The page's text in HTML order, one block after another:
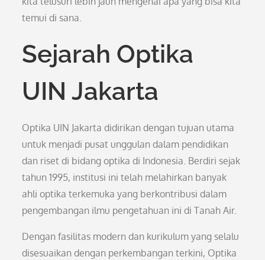
temui di sana.
Sejarah Optika
UIN Jakarta
Optika UIN Jakarta didirikan dengan tujuan utama
untuk menjadi pusat unggulan dalam pendidikan
dan riset di bidang optika di Indonesia. Berdiri sejak
tahun 1995, institusi ini telah melahirkan banyak
ahli optika terkemuka yang berkontribusi dalam
pengembangan ilmu pengetahuan ini di Tanah Air.
Dengan fasilitas modern dan kurikulum yang selalu
disesuaikan dengan perkembangan terkini, Optika